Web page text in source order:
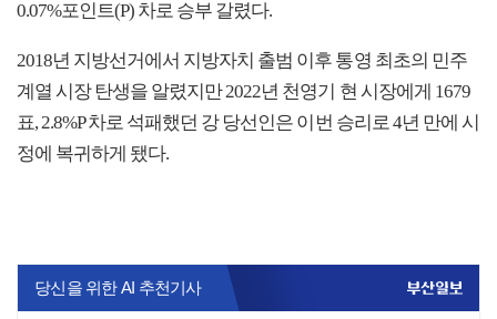
0.07%포인트(P) 차로 승부 갈렸다.
2018년 지방선거에서 지방자치 출범 이후 통영 최초의 민주
계열 시장 탄생을 알렸지만 2022년 천영기 현 시장에게 1679
표, 2.8%P 차로 석패했던 강 당선인은 이번 승리로 4년 만에 시
정에 복귀하게 됐다.